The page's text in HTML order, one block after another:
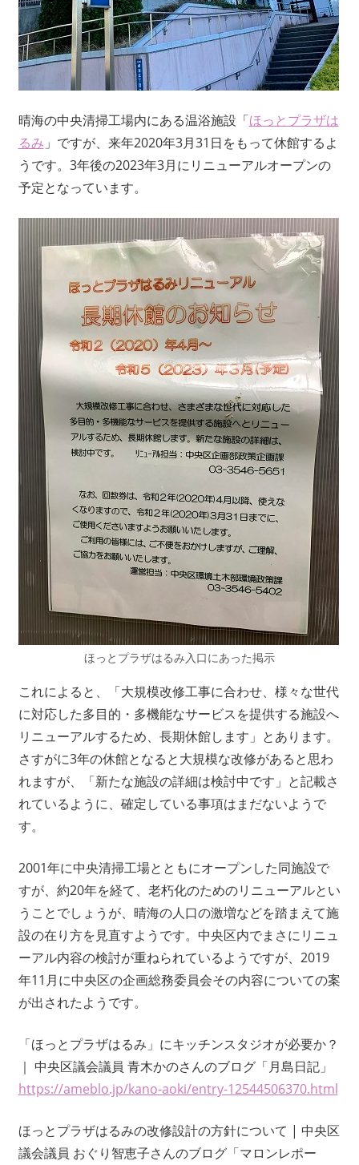
晴海の中央清掃工場内にある温浴施設「ほっとプラザは
るみ 」ですが、来年2020年3月31日をもって休館するよ
うです。3年後の2023年3月にリニューアルオープンの
予定となっています。
ほっとプラザはるみ入口にあった掲示
これによると、「大規模改修工事に合わせ、様々な世代
に対応した多目的・多機能なサービスを提供する施設へ
リニューアルするため、長期休館します」とあります。
さすがに3年の休館となると大規模な改修があると思わ
れますが、「新たな施設の詳細は検討中です」と記載さ
れているように、確定している事項はまだないようで
す。
2001年に中央清掃工場とともにオープンした同施設で
すが、約20年を経て、老朽化のためのリニューアルとい
うことでしょうが、晴海の人口の激増などを踏まえて施
設の在り方を見直すようです。中央区内でまさにリニュ
ーアル内容の検討が重ねられているようですが、2019
年11月に中央区の企画総務委員会その内容についての案
が出されたようです。
「ほっとプラザはるみ」にキッチンスタジオが必要か？
｜ 中央区議会議員 青木かのさんのブログ「月島日記」
https://ameblo.jp/kano-aoki/entry-12544506370.html
ほっとプラザはるみの改修設計の方針について | 中央区
議会議員 おぐり智恵子さんのブログ「マロンレポー